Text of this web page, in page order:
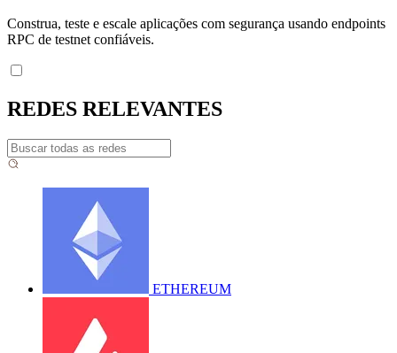
Construa, teste e escale aplicações com segurança usando endpoints
RPC de testnet confiáveis.
REDES RELEVANTES
ETHEREUM